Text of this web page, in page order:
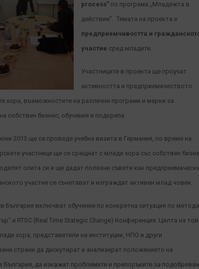
process” по програма „Младежта в
действие”. Темата на проекта е
предприемчивостта и
участие сред младите.
Участниците в проекта ще проучат
активността и предприемачеството
хора, възможностите на различни програми и мерки за
собствен бизнес, обучения и подкрепа.
2013 ще се проведе учебна визита в Германия, по време на
участници ще се срещнат с млади хора със собствен
опита си и ще дадат полезни съвети как
участие се съчетават и изграждат активен млад човек.
България включват обучение по конкретна ситуация по метода
и RTSC (Real Time Stategic Change) Конференция. Целта на
хора, представители на институции, НПО и други
страни да дискутират и анализират положението на
България, да изкажат проблемите и препоръките за